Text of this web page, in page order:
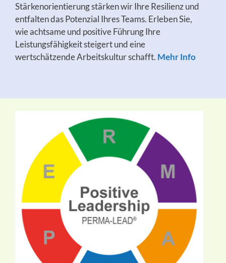
Stärkenorientierung stärken wir Ihre Resilienz und
entfalten das Potenzial Ihres Teams. Erleben Sie,
wie achtsame und positive Führung Ihre
Leistungsfähigkeit steigert und eine
wertschätzende Arbeitskultur schafft. Mehr Info